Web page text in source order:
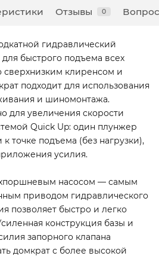
Отзывы 0
гидравлический
для быстрого подъема всех
сверхнизким клиренсом и
подходит для использования
и шиномонтажа.
для увеличения скорости
Quick Up: один плунжер
точке подъема (без нагрузки),
усилия.
насосом — самым
приводом гидравлического
позволяет быстро и легко
конструкция базы и
запорного клапана
домкрат с более высокой